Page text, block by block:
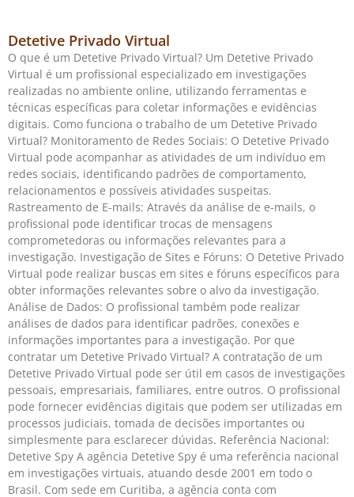
Detetive Privado Virtual
O que é um Detetive Privado Virtual? Um Detetive Privado
Virtual é um profissional especializado em investigações
realizadas no ambiente online, utilizando ferramentas e
técnicas específicas para coletar informações e evidências
digitais. Como funciona o trabalho de um Detetive Privado
Virtual? Monitoramento de Redes Sociais: O Detetive Privado
Virtual pode acompanhar as atividades de um indivíduo em
redes sociais, identificando padrões de comportamento,
relacionamentos e possíveis atividades suspeitas.
Rastreamento de E-mails: Através da análise de e-mails, o
profissional pode identificar trocas de mensagens
comprometedoras ou informações relevantes para a
investigação. Investigação de Sites e Fóruns: O Detetive Privado
Virtual pode realizar buscas em sites e fóruns específicos para
obter informações relevantes sobre o alvo da investigação.
Análise de Dados: O profissional também pode realizar
análises de dados para identificar padrões, conexões e
informações importantes para a investigação. Por que
contratar um Detetive Privado Virtual? A contratação de um
Detetive Privado Virtual pode ser útil em casos de investigações
pessoais, empresariais, familiares, entre outros. O profissional
pode fornecer evidências digitais que podem ser utilizadas em
processos judiciais, tomada de decisões importantes ou
simplesmente para esclarecer dúvidas. Referência Nacional:
Detetive Spy A agência Detetive Spy é uma referência nacional
em investigações virtuais, atuando desde 2001 em todo o
Brasil. Com sede em Curitiba, a agência conta com